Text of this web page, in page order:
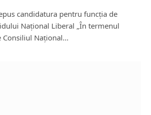
candidatura pentru funcția de
Național Liberal „În termenul
Consiliul Național…